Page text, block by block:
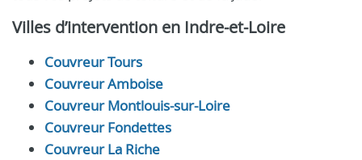
Villes d’intervention en Indre-et-Loire
Couvreur Tours
Couvreur Amboise
Couvreur Montlouis-sur-Loire
Couvreur Fondettes
Couvreur La Riche